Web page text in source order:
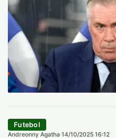
Futebol
Andreonny Agatha·14/10/2025 16:12